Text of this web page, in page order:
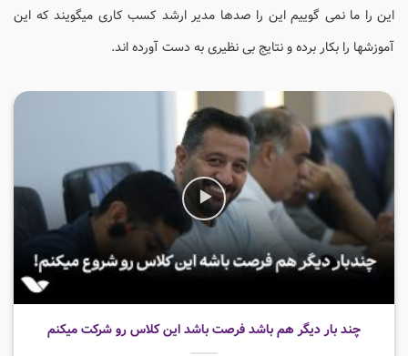
این را ما نمی گوییم این را صدها مدیر ارشد کسب کاری میگویند که این
آموزشها را بکار برده و نتایج بی نظیری به دست آورده اند.
چند بار دیگر هم باشد فرصت باشد این کلاس رو شرکت میکنم